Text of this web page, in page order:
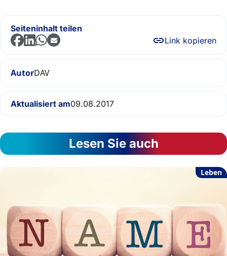
Seiteninhalt teilen
Link kopieren
AutorDAV
Aktualisiert am09.08.2017
Lesen Sie auch
Leben